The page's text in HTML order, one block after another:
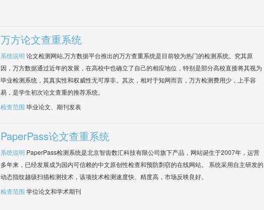
万方论文查重系统
系统说明 论文检测网站,万方数据平台推出的万方查重系统是目前较为热门的检测系统。究其原
因，万方数据通过近年的发展，在高校中也确立了自己的相应地位，特别是部分高校直接将其视为
毕业检测系统，其真实性和权威性无可厚非。其次，相对于知网而言，万方检测费用少，上手容
易，是学生初次论文查重的推荐系统。
检查范围 毕业论文、期刊发表
PaperPass论文查重系统
系统说明 PaperPass检测系统是北京智齿数汇科技有限公司旗下产品，网站诞生于2007年，运营
多年来，已经发展成为国内可信赖的中文原创性检查和预防剽窃的在线网站。 系统采用自主研发的
动态指纹越级扫描检测技术，该项技术检测速度快、精度高，市场反映良好。
检查范围 学位论文和学术期刊